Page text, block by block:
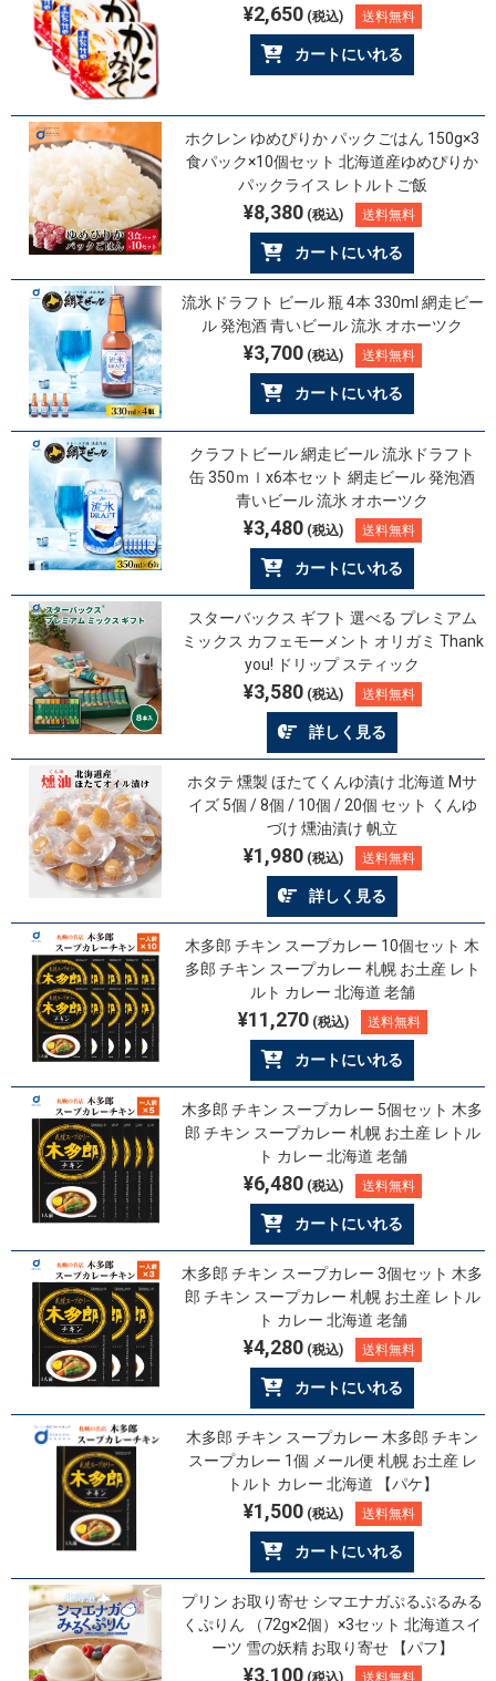
¥2,650(税込) 送料無料
カートにいれる
ホクレン ゆめぴりか パックごはん 150g×3
食パック×10個セット 北海道産ゆめぴりか
パックライス レトルトご飯
¥8,380(税込) 送料無料
カートにいれる
流氷ドラフト ビール 瓶 4本 330ml 網走ビー
ル 発泡酒 青いビール 流氷 オホーツク
¥3,700(税込) 送料無料
カートにいれる
クラフトビール 網走ビール 流氷ドラフト
缶 350ｍｌx6本セット 網走ビール 発泡酒
青いビール 流氷 オホーツク
¥3,480(税込) 送料無料
カートにいれる
スターバックス ギフト 選べる プレミアム
ミックス カフェモーメント オリガミ Thank
you! ドリップ スティック
¥3,580(税込) 送料無料
詳しく見る
ホタテ 燻製 ほたてくんゆ漬け 北海道 Mサ
イズ 5個 / 8個 / 10個 / 20個 セット くんゆ
づけ 燻油漬け 帆立
¥1,980(税込) 送料無料
詳しく見る
木多郎 チキン スープカレー 10個セット 木
多郎 チキン スープカレー 札幌 お土産 レト
ルト カレー 北海道 老舗
¥11,270(税込) 送料無料
カートにいれる
木多郎 チキン スープカレー 5個セット 木多
郎 チキン スープカレー 札幌 お土産 レトル
ト カレー 北海道 老舗
¥6,480(税込) 送料無料
カートにいれる
木多郎 チキン スープカレー 3個セット 木多
郎 チキン スープカレー 札幌 お土産 レトル
ト カレー 北海道 老舗
¥4,280(税込) 送料無料
カートにいれる
木多郎 チキン スープカレー 木多郎 チキン
スープカレー 1個 メール便 札幌 お土産 レ
トルト カレー 北海道 【パケ】
¥1,500(税込) 送料無料
カートにいれる
プリン お取り寄せ シマエナガぷるぷるみる
くぷりん （72g×2個）×3セット 北海道スイ
ーツ 雪の妖精 お取り寄せ 【パフ】
¥3,100(税込) 送料無料